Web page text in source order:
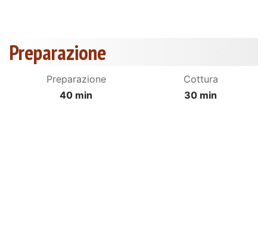
Preparazione
Preparazione
40 min
Cottura
30 min